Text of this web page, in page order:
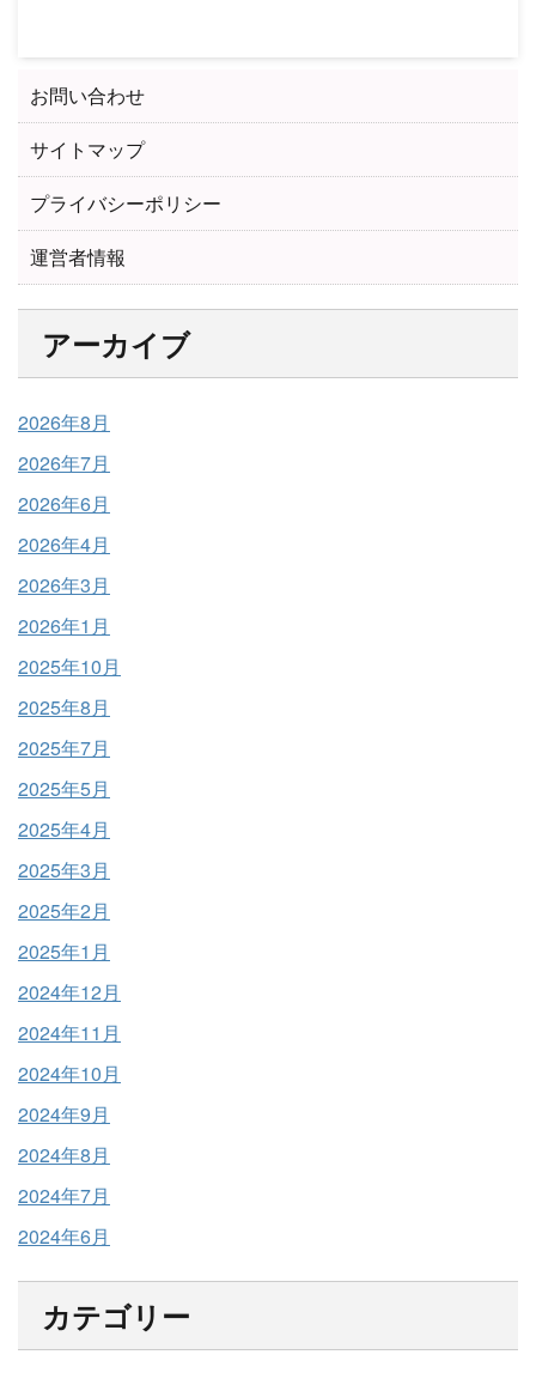
お問い合わせ
サイトマップ
プライバシーポリシー
運営者情報
アーカイブ
2026年8月
2026年7月
2026年6月
2026年4月
2026年3月
2026年1月
2025年10月
2025年8月
2025年7月
2025年5月
2025年4月
2025年3月
2025年2月
2025年1月
2024年12月
2024年11月
2024年10月
2024年9月
2024年8月
2024年7月
2024年6月
カテゴリー